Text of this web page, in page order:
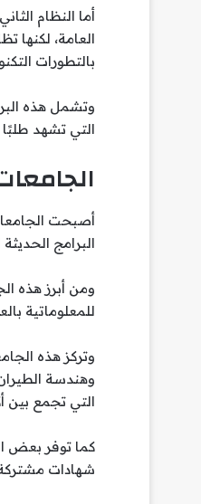
أما النظام
العامة، لكنها
بالتطورات
وتشمل هذه
التي تشهد
أصبحت
البرامج
ومن أبرز هذه
للمعلوماتية
وتركز هذه
وهندسة
التي تجمع
كما توفر بعض
شهادات مشتركة